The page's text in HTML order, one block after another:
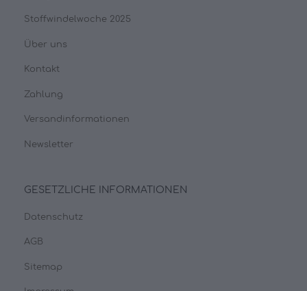
Stoffwindelwoche 2025
Über uns
Kontakt
Zahlung
Versandinformationen
Newsletter
GESETZLICHE INFORMATIONEN
Datenschutz
AGB
Sitemap